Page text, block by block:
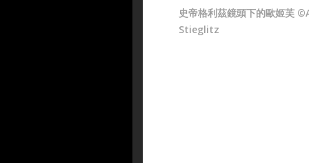
史帝格利茲鏡頭下的歐姬芙
Stieglitz